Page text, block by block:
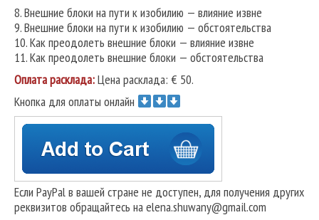
8. Внешние блоки на пути к изобилию — влияние извне
9. Внешние блоки на пути к изобилию — обстоятельства
10. Как преодолеть внешние блоки — влияние извне
11. Как преодолеть внешние блоки — обстоятельства
Оплата расклада:Цена расклада: € 50.
Кнопка для оплаты онлайн
Если PayPal в вашей стране не доступен, для получения других
реквизитов обращайтесь на elena.shuwany@gmail.com